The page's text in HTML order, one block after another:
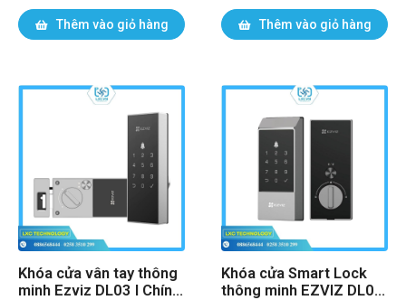
Thêm vào giỏ hàng Thêm vào giỏ hàng
Khóa cửa vân tay thông
minh Ezviz DL03 I Chính
Khóa cửa Smart Lock
thông minh EZVIZ DL04